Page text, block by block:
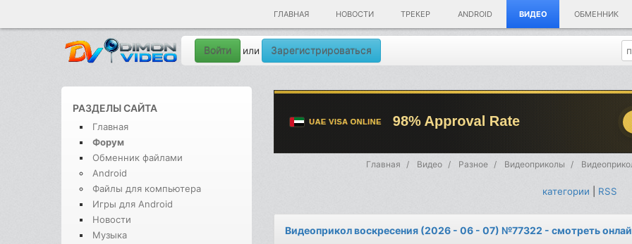
ГЛАВНАЯ НОВОСТИ ТРЕКЕР ANDROID ВИДЕО ОБМЕННИК
Войти или Зарегистрироваться
РАЗДЕЛЫ САЙТА
Главная
Форум
Обменник файлами
Android
Файлы для компьютера
Игры для Android
Новости
Музыка
Главная Видео Разное Видеоприколы
категории RSS
Видеоприкол воскресения (2026 - 06 - 07) №77322 - смотреть